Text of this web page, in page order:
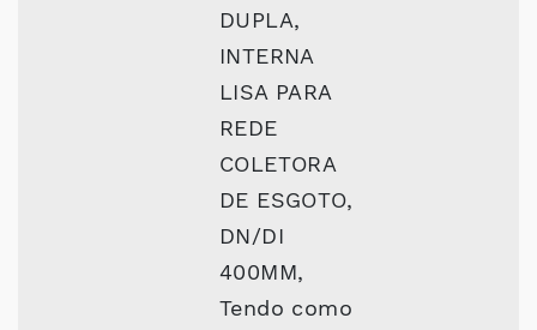
DUPLA,
INTERNA
LISA PARA
REDE
COLETORA
DE ESGOTO,
DN/DI
400MM,
Tendo como